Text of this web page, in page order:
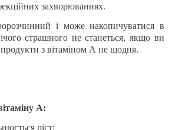
захворюваннях.
і може накопичуватися в
страшного не станеться, якщо ви
з вітаміном А не щодня.
А:
ріст;